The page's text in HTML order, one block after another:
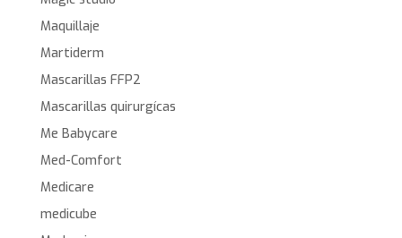
Maquillaje
Martiderm
Mascarillas FFP2
Mascarillas quirurgícas
Me Babycare
Med-Comfort
Medicare
medicube